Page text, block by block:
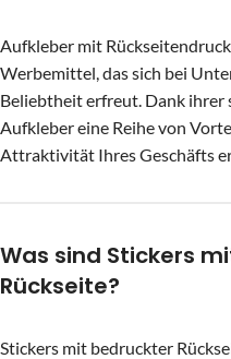
Aufkleber mit
Werbemittel, das sich bei
Beliebtheit erfreut. Dank ihrer
Aufkleber eine Reihe von
Attraktivität Ihres Geschäfts
Was sind Stickers
Rückseite?
Stickers mit bedruckter